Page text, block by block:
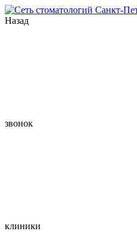
Назад
звонок
клиники